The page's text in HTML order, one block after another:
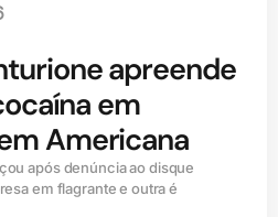
apreende
em
Americana
após denúncia ao disque
em flagrante e outra é